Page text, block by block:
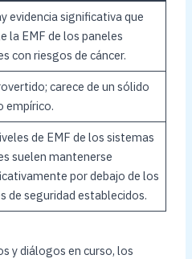
evidencia significativa que
la EMF de los paneles
con riesgos de cáncer.
carece de un sólido
empírico.
de EMF de los sistemas
suelen mantenerse
por debajo de los
de seguridad establecidos.
y diálogos en curso, los